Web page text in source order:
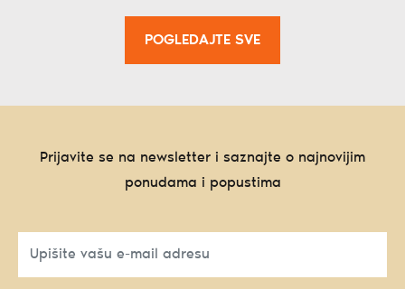
POGLEDAJTE SVE
Prijavite se na newsletter i saznajte o najnovijim
ponudama i popustima